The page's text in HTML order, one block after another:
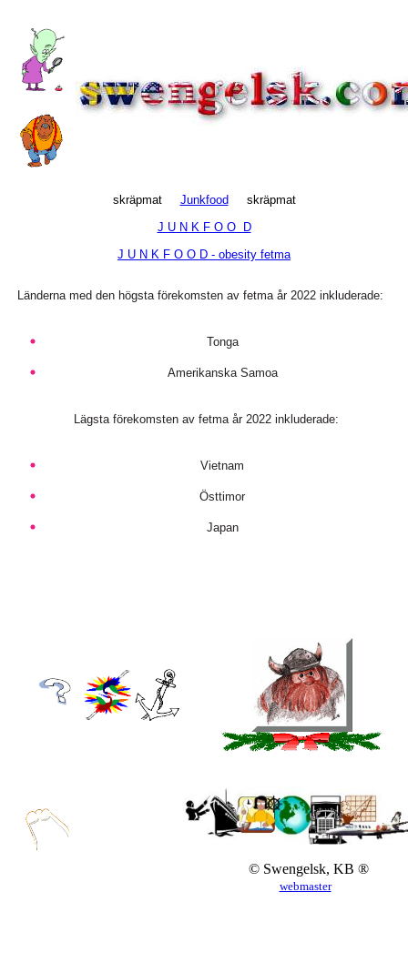
skräpmat Junkfood skräpmat
J U N K F O O D
J U N K F O O D - obesity fetma
Länderna med den högsta förekomsten av fetma år 2022 inkluderade:
Tonga
Amerikanska Samoa
Lägsta förekomsten av fetma år 2022 inkluderade:
Vietnam
Östtimor
Japan
© Swengelsk, KB ®
webmaster